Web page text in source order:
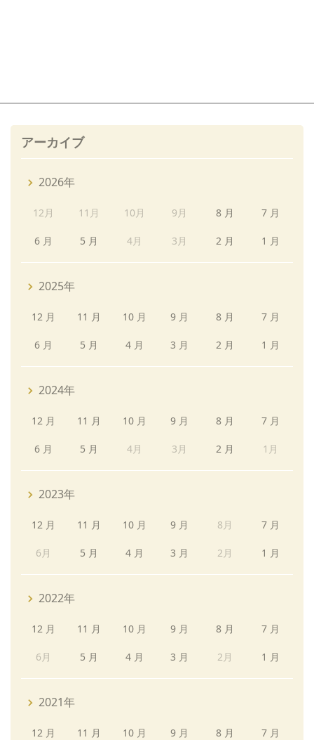
アーカイブ
2026年
12月 11月 10月 9月 8 月 7 月
6 月 5 月 4月 3月 2 月 1 月
2025年
12 月 11 月 10 月 9 月 8 月 7 月
6 月 5 月 4 月 3 月 2 月 1 月
2024年
12 月 11 月 10 月 9 月 8 月 7 月
6 月 5 月 4月 3月 2 月 1月
2023年
12 月 11 月 10 月 9 月 8月 7 月
6月 5 月 4 月 3 月 2月 1 月
2022年
12 月 11 月 10 月 9 月 8 月 7 月
6月 5 月 4 月 3 月 2月 1 月
2021年
12 月 11 月 10 月 9 月 8 月 7 月